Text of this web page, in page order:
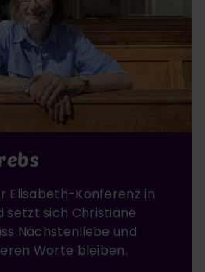
Elisabeth-Konferenz in
setzt sich Christiane
Nächstenliebe und
Worte bleiben.